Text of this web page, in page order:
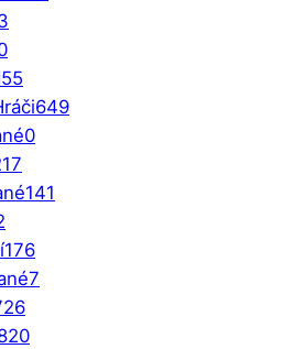
55
649
0
141
176
7
0